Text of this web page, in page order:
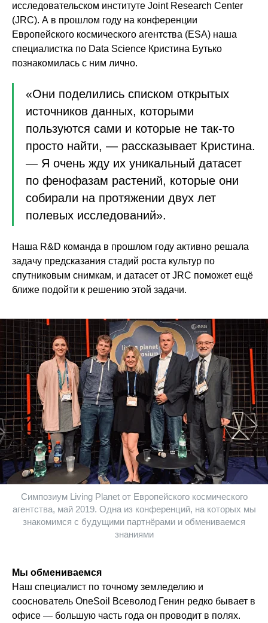
исследовательском институте Joint Research Center
(JRC). А в прошлом году на конференции
Европейского космического агентства (ESA) наша
специалистка по Data Science Кристина Бутько
познакомилась с ним лично.
«Они поделились списком открытых
источников данных, которыми
пользуются сами и которые не так-то
просто найти, — рассказывает Кристина.
— Я очень жду их уникальный датасет
по фенофазам растений, которые они
собирали на протяжении двух лет
полевых исследований».
Наша R&D команда в прошлом году активно решала
задачу предсказания стадий роста культур по
спутниковым снимкам, и датасет от JRC поможет ещё
ближе подойти к решению этой задачи.
Симпозиум Living Planet от Европейского космического
агентства, май 2019. Одна из конференций, на которых мы
знакомимся с будущими партнёрами и обмениваемся
знаниями
Мы обмениваемся
Наш специалист по точному земледелию и
сооснователь OneSoil Всеволод Генин редко бывает в
офисе — большую часть года он проводит в полях.